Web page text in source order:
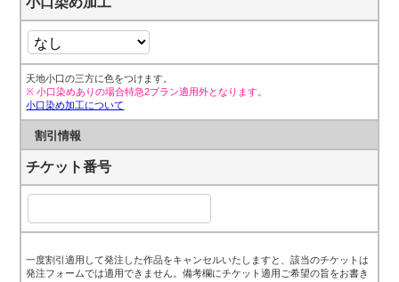
天地小口の三方に色をつけます。
※ 小口染めありの場合特急2プラン適用外となります。
小口染め加工について
割引情報
チケット番号
一度割引適用して発注した作品をキャンセルいたしますと、該当のチケットは
発注フォームでは適用できません。備考欄にチケット適用ご希望の旨をお書き